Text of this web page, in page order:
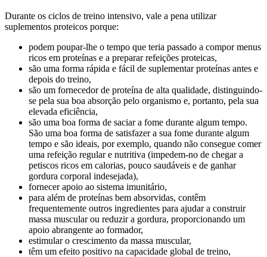
Durante os ciclos de treino intensivo, vale a pena utilizar
suplementos proteicos porque:
podem poupar-lhe o tempo que teria passado a compor menus
ricos em proteínas e a preparar refeições proteicas,
são uma forma rápida e fácil de suplementar proteínas antes e
depois do treino,
são um fornecedor de proteína de alta qualidade, distinguindo-
se pela sua boa absorção pelo organismo e, portanto, pela sua
elevada eficiência,
são uma boa forma de saciar a fome durante algum tempo.
São uma boa forma de satisfazer a sua fome durante algum
tempo e são ideais, por exemplo, quando não consegue comer
uma refeição regular e nutritiva (impedem-no de chegar a
petiscos ricos em calorias, pouco saudáveis e de ganhar
gordura corporal indesejada),
fornecer apoio ao sistema imunitário,
para além de proteínas bem absorvidas, contêm
frequentemente outros ingredientes para ajudar a construir
massa muscular ou reduzir a gordura, proporcionando um
apoio abrangente ao formador,
estimular o crescimento da massa muscular,
têm um efeito positivo na capacidade global de treino,